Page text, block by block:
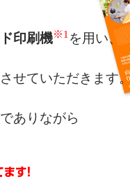
印刷機※1 を用い、
せていただきます
ありながら